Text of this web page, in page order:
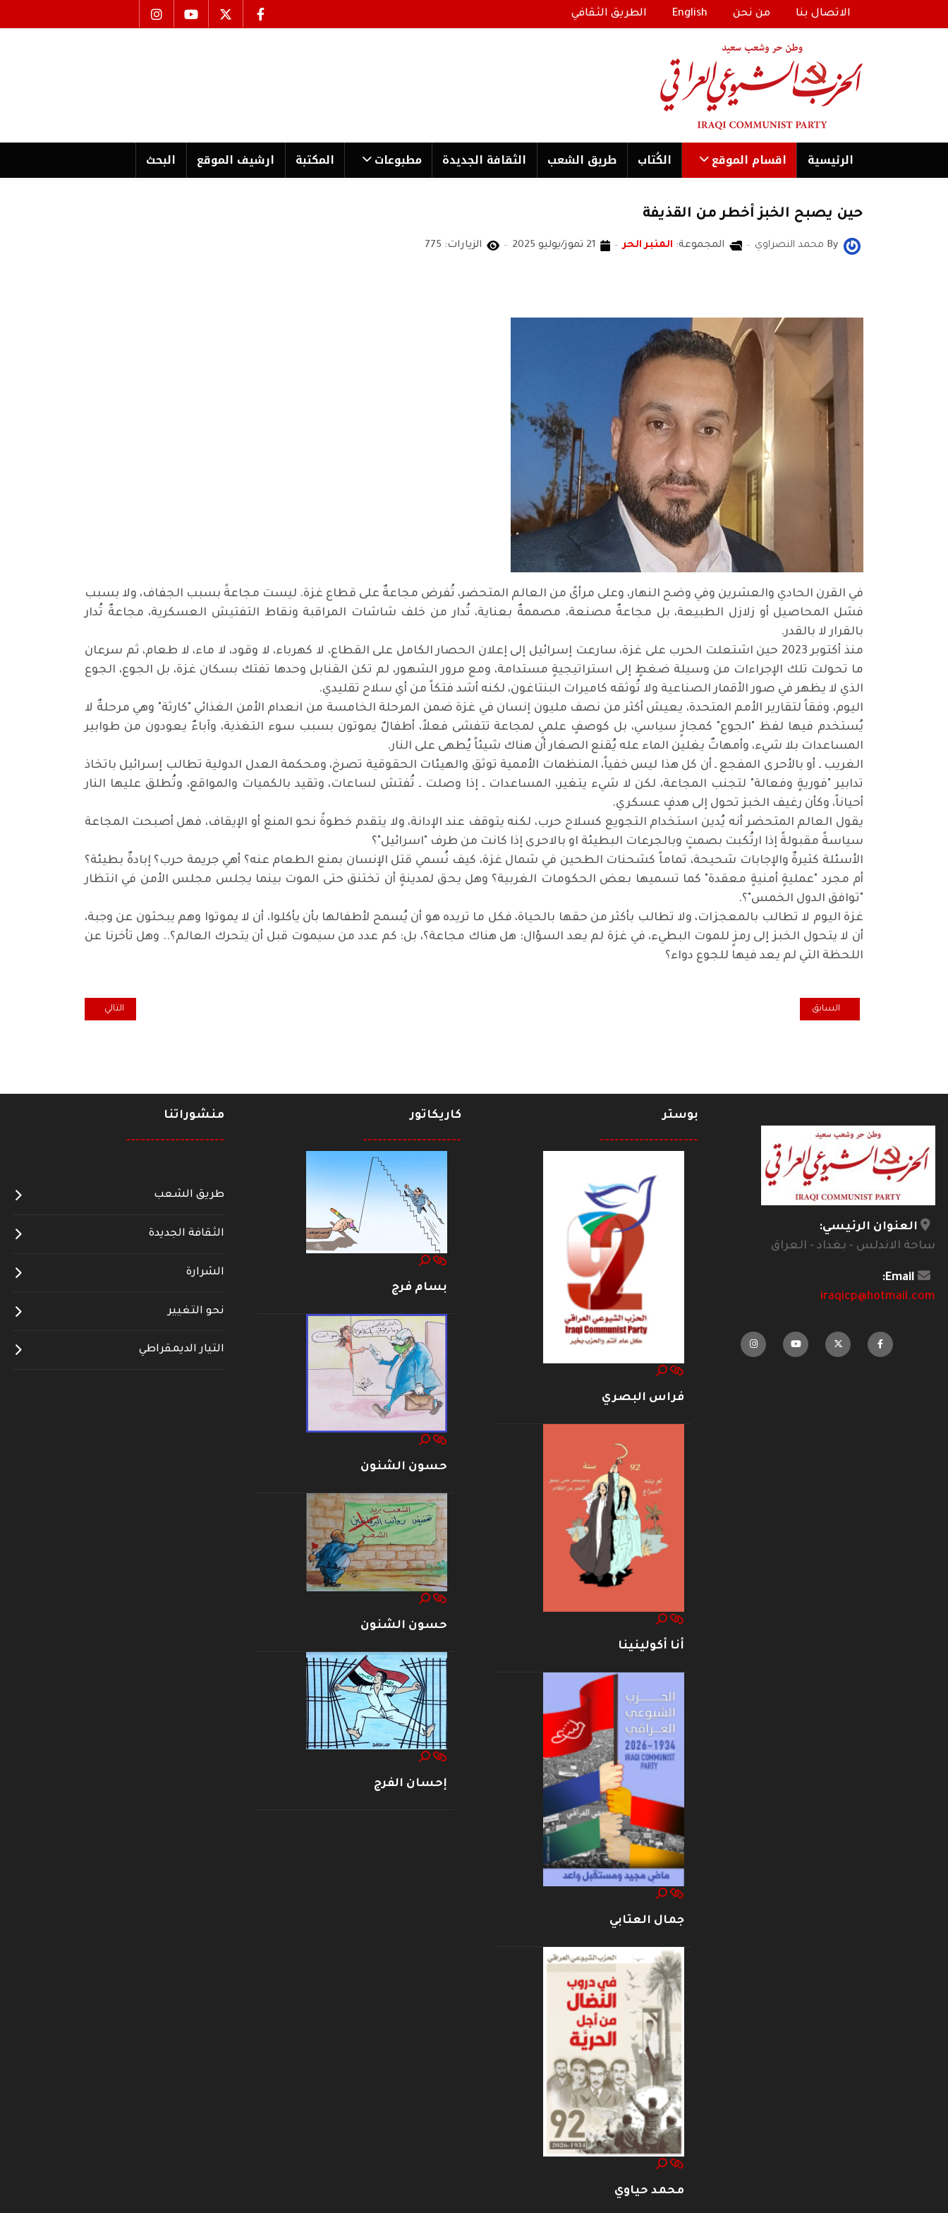
الاتصال بنا من نحن English الطريق الثقافي
الرئیسية اقسام الموقع الكُتاب طریق الشعب الثقافة الجدیدة مطبوعات المكتبة ارشیف الموقع البحث
‏حين يصبح الخبز أخطر من القذيفة
By محمد النصراوي المجموعة: المنبر الحر 21 تموز/يوليو 2025 الزيارات: 775
‏في القرن الحادي والعشرين وفي وضح النهار، وعلى مرأىً من العالم المتحضر، تُفرض مجاعةٌ على قطاع غزة. ليست مجاعةً بسبب الجفاف، ولا بسبب
فشل المحاصيل أو زلازل الطبيعة، بل مجاعةٌ مصنعة، مصممةٌ بعناية، تُدار من خلف شاشات المراقبة ونقاط التفتيش العسكرية، مجاعةٌ تُدار
بالقرار لا بالقدر.
‏منذ أكتوبر 2023 حين اشتعلت الحرب على غزة، سارعت إسرائيل إلى إعلان الحصار الكامل على القطاع، لا كهرباء، لا وقود، لا ماء، لا طعام، ثم سرعان
ما تحولت تلك الإجراءات من وسيلة ضغطٍ إلى استراتيجيةٍ مستدامة، ومع مرور الشهور، لم تكن القنابل وحدها تفتك بسكان غزة، بل الجوع، الجوع
الذي لا يظهر في صور الأقمار الصناعية ولا تُوثقه كاميرات البنتاغون، لكنه أشد فتكاً من أي سلاح تقليدي.
‏اليوم، وفقاً لتقارير الأمم المتحدة، يعيش أكثر من نصف مليون إنسان في غزة ضمن المرحلة الخامسة من انعدام الأمن الغذائي "كارثة" وهي مرحلةٌ لا
يُستخدم فيها لفظ "الجوع" كمجازٍ سياسي، بل كوصفٍ علميٍ لمجاعة تتفشى فعلاً، أطفالٌ يموتون بسبب سوء التغذية، وآباءٌ يعودون من طوابير
المساعدات بلا شيء، وأمهاتٌ يغلين الماء عله يُقنع الصغار أن هناك شيئاً يُطهى على النار.
‏الغريب ـ أو بالأحرى المفجع ـ أن كل هذا ليس خفياً، المنظمات الأممية توثق والهيئات الحقوقية تصرخ، ومحكمة العدل الدولية تطالب إسرائيل باتخاذ
تدابير "فوريةٍ وفعالة" لتجنب المجاعة، لكن لا شيء يتغير، المساعدات ـ إذا وصلت ـ تُفتش لساعات، وتقيد بالكميات والمواقع، وتُطلق عليها النار
أحياناً، وكأن رغيف الخبز تحول إلى هدفٍ عسكري.
‏يقول العالم المتحضر أنه يُدين استخدام التجويع كسلاح حرب، لكنه يتوقف عند الإدانة، ولا يتقدم خطوةً نحو المنع أو الإيقاف، فهل أصبحت المجاعة
سياسةً مقبولةً إذا ارتُكبت بصمتٍ وبالجرعات البطيئة او بالاحرى إذا كانت من طرف "اسرائيل"؟
‏الأسئلة كثيرةٌ والإجابات شحيحة، تماماً كشحنات الطحين في شمال غزة، كيف نُسمي قتل الإنسان بمنع الطعام عنه؟ أهي جريمة حرب؟ إبادةٌ بطيئة؟
أم مجرد "عمليةٍ أمنيةٍ معقدة" كما تسميها بعض الحكومات الغربية؟ وهل يحق لمدينةٍ أن تختنق حتى الموت بينما يجلس مجلس الأمن في انتظار
"توافق الدول الخمس"؟.
‏غزة اليوم لا تطالب بالمعجزات، ولا تطالب بأكثر من حقها بالحياة، فكل ما تريده هو أن يُسمح لأطفالها بأن يأكلوا، أن لا يموتوا وهم يبحثون عن وجبة،
أن لا يتحول الخبز إلى رمزٍ للموت البطيء، في غزة لم يعد السؤال: هل هناك مجاعة؟، بل: كم عدد من سيموت قبل أن يتحرك العالم؟.. وهل تأخرنا عن
اللحظة التي لم يعد فيها للجوع دواء؟
المقال السابق: تداعيات الازمة الأخيرة مع إقليم كردستان العراق
السابق المقال التالي: تراجع الدور
التالي
العنوان الرئيسي:
ساحة الاندلس - بغداد - العراق
Email:
iraqicp@hotmail.com
بوستر
--------------------
فراس البصري
أنا أكولينينا
جمال العتابي
محمد حياوي
كاريكاتور
--------------------
بسام فرج
حسون الشنون
حسون الشنون
إحسان الفرج
منشوراتنا
--------------------
طريق الشعب
الثقافة الجديدة
الشرارة
نحو التغيير
التيار الديمقراطي